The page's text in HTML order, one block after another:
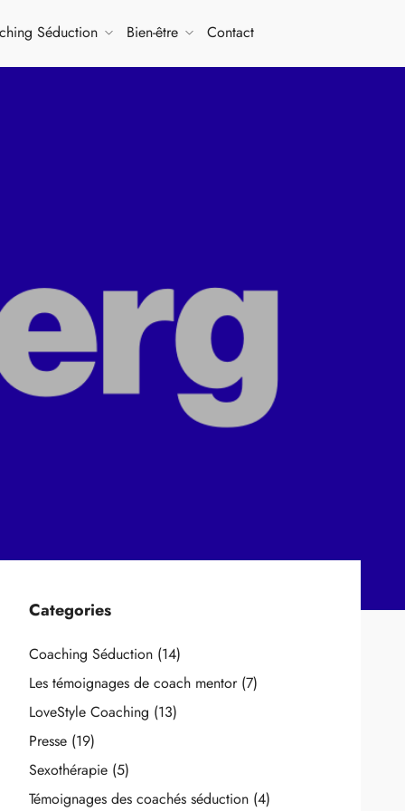
Séduction Bien-être Contact
Categories
Coaching Séduction (14)
Les témoignages de coach mentor(7)
LoveStyle Coaching (13)
Presse (19)
Sexothérapie (5)
Témoignages des coachés séduction (4)